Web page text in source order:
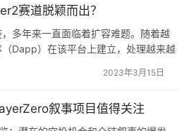
人 Robin Linus 发表了一篇名为:
「比特币虚拟机 Bitcoin Virtual
出了一种在不改变比特币网络共识
赛道脱颖而出？
多年来一直面临着扩容难题。随着越
Dapp）在该平台上建立，处理越来越
「Layer2」或「L2」）的作用。这些
5 种最受欢迎的以太坊第…
2023年3月15日
叙事项目值得关注